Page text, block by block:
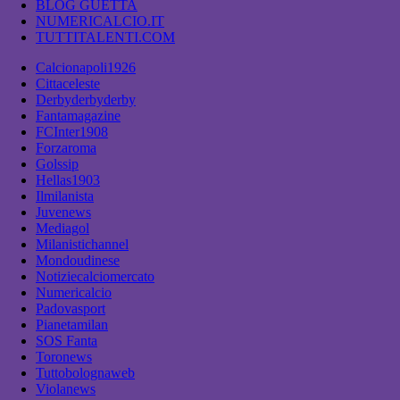
BLOG GUETTA
NUMERICALCIO.IT
TUTTITALENTI.COM
Calcionapoli1926
Cittaceleste
Derbyderbyderby
Fantamagazine
FCInter1908
Forzaroma
Golssip
Hellas1903
Ilmilanista
Juvenews
Mediagol
Milanistichannel
Mondoudinese
Notiziecalciomercato
Numericalcio
Padovasport
Pianetamilan
SOS Fanta
Toronews
Tuttobolognaweb
Violanews